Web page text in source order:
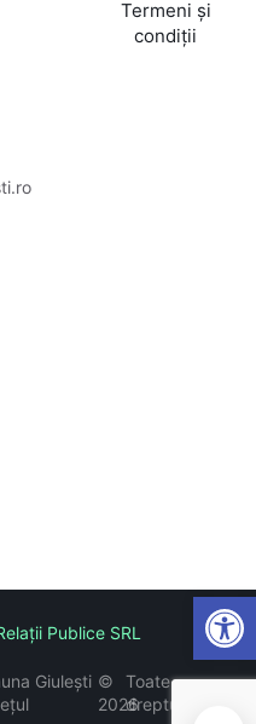
Termeni și
condiții
Giulești ©
2026
Toate
drepturile
Publice SRL